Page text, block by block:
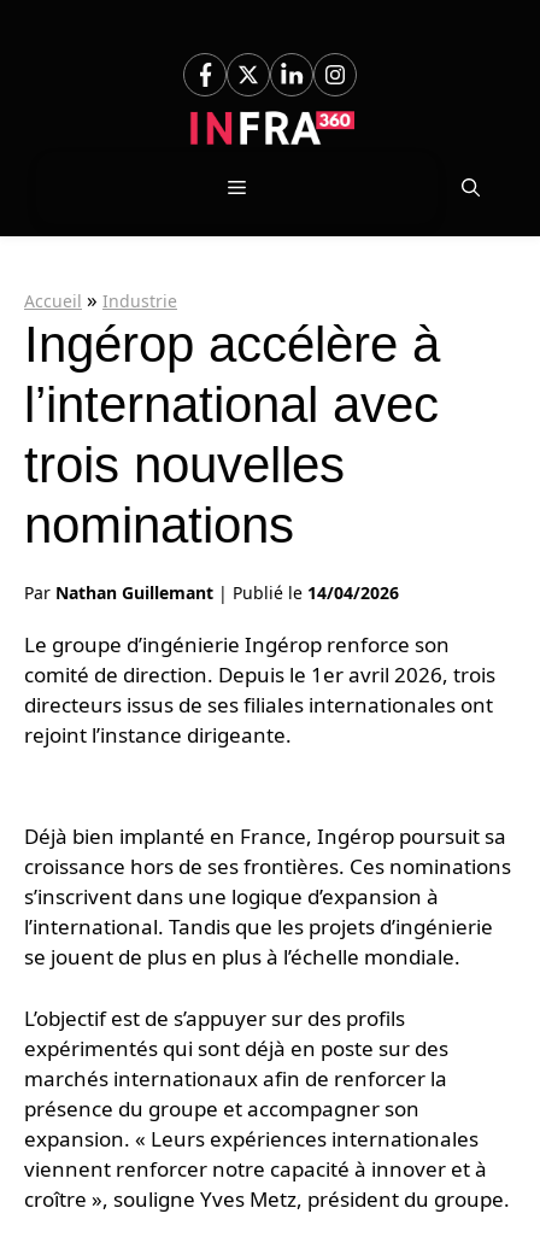
Menu
Accueil » Industrie
Ingérop accélère à
l’international avec
trois nouvelles
nominations
Par Nathan Guillemant | Publié le 14/04/2026
Le groupe d’ingénierie Ingérop renforce son
comité de direction. Depuis le 1er avril 2026, trois
directeurs issus de ses filiales internationales ont
rejoint l’instance dirigeante.
Déjà bien implanté en France, Ingérop poursuit sa
croissance hors de ses frontières. Ces nominations
s’inscrivent dans une logique d’expansion à
l’international. Tandis que les projets d’ingénierie
se jouent de plus en plus à l’échelle mondiale.
L’objectif est de s’appuyer sur des profils
expérimentés qui sont déjà en poste sur des
marchés internationaux afin de renforcer la
présence du groupe et accompagner son
expansion. « Leurs expériences internationales
viennent renforcer notre capacité à innover et à
croître », souligne Yves Metz, président du groupe.